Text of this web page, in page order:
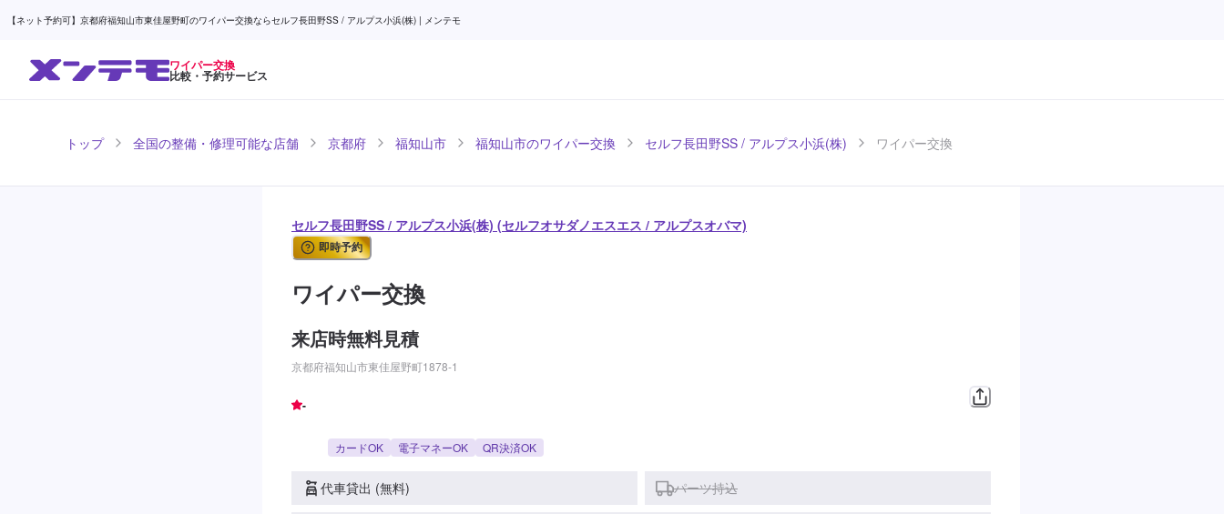
【ネット予約可】京都府福知山市東佳屋野町のワイパー交換ならセルフ長田野SS / アルプス小浜(株) | メンテモ
ワイパー交換
比較・予約サービス
トップ 全国の整備・修理可能な店舗 京都府 福知山市 福知山市のワイパー交換 セルフ長田野SS / アルプス小浜(株) ワイパー交換
セルフ長田野SS / アルプス小浜(株) (セルフオサダノエスエス / アルプスオバマ)
即時予約
ワイパー交換
来店時無料見積
京都府福知山市東佳屋野町1878-1
-
カードOK 電子マネーOK QR決済OK
代車貸出 (無料) パーツ持込